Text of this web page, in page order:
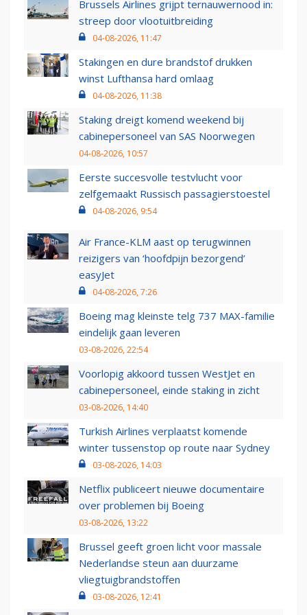
Brussels Airlines grijpt ternauwernood in:
streep door vlootuitbreiding
04-08-2026, 11:47
Stakingen en dure brandstof drukken
winst Lufthansa hard omlaag
04-08-2026, 11:38
Staking dreigt komend weekend bij
cabinepersoneel van SAS Noorwegen
04-08-2026, 10:57
Eerste succesvolle testvlucht voor
zelfgemaakt Russisch passagierstoestel
04-08-2026, 9:54
Air France-KLM aast op terugwinnen
reizigers van ‘hoofdpijn bezorgend’
easyJet
04-08-2026, 7:26
Boeing mag kleinste telg 737 MAX-familie
eindelijk gaan leveren
03-08-2026, 22:54
Voorlopig akkoord tussen WestJet en
cabinepersoneel, einde staking in zicht
03-08-2026, 14:40
Turkish Airlines verplaatst komende
winter tussenstop op route naar Sydney
03-08-2026, 14:03
Netflix publiceert nieuwe documentaire
over problemen bij Boeing
03-08-2026, 13:22
Brussel geeft groen licht voor massale
Nederlandse steun aan duurzame
vliegtuigbrandstoffen
03-08-2026, 12:41